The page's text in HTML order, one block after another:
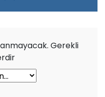
Gerekli